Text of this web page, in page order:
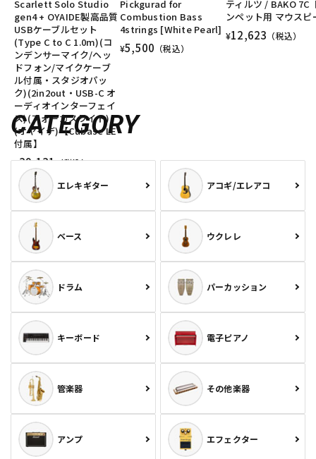
Scarlett Solo Studio
gen4 + OYAIDE製高品質
USBケーブルセット
(Type C to C 1.0m)(コ
ンデンサーマイク/ヘッ
ドフォン/マイクケーブ
ル付属・スタジオパッ
ク)(2in2out・USB-C オ
ーディオインターフェイ
ス)(フォーカスライト)
(オヤイデ)【Cubase LE
付属】
¥39,131（税込）
Pickgurad for
Combustion Bass
4strings [White Pearl]
¥5,500 （税込）
ティルツ / BAKO 7C
ンペット用 マウスピ
¥12,623 （税込）
CATEGORY
エレキギター アコギ/エレアコ
ベース ウクレレ
ドラム パーカッション
キーボード 電子ピアノ
管楽器 その他楽器
アンプ エフェクター